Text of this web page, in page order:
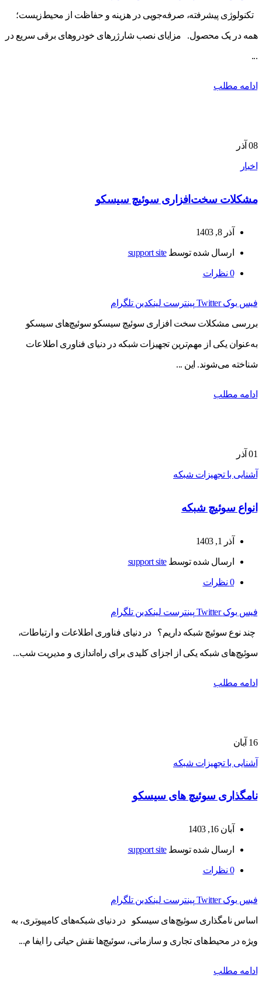
تکنولوژی پیشرفته، صرفه‌جویی در هزینه و حفاظت از محیط‌زیست؛
همه در یک محصول. مزایای نصب شارژرهای خودروهای برقی سریع در
...
ادامه مطلب
08 آذر
اخبار
مشکلات سخت‌افزاری سوئیچ سیسکو
آذر 8, 1403
ارسال شده توسطsupport site
0 نظرات
فیس بوک Twitter پینترست لینکدین تلگرام
بررسی مشکلات سخت افزاری سوئیچ سیسکو سوئیچ‌های سیسکو
به‌عنوان یکی از مهم‌ترین تجهیزات شبکه در دنیای فناوری اطلاعات
شناخته می‌شوند. این ...
ادامه مطلب
01 آذر
آشنایی با تجهیزات شبکه
انواع سوئیچ شبکه
آذر 1, 1403
ارسال شده توسطsupport site
0 نظرات
فیس بوک Twitter پینترست لینکدین تلگرام
چند نوع سوئیچ شبکه داریم؟ در دنیای فناوری اطلاعات و ارتباطات،
سوئیچ‌های شبکه یکی از اجزای کلیدی برای راه‌اندازی و مدیریت شب...
ادامه مطلب
16 آبان
آشنایی با تجهیزات شبکه
نامگذاری سوئیچ های سیسکو
آبان 16, 1403
ارسال شده توسطsupport site
0 نظرات
فیس بوک Twitter پینترست لینکدین تلگرام
اساس نامگذاری سوئیچ‌های سیسکو در دنیای شبکه‌های کامپیوتری، به
ویژه در محیط‌های تجاری و سازمانی، سوئیچ‌ها نقش حیاتی را ایفا م...
ادامه مطلب